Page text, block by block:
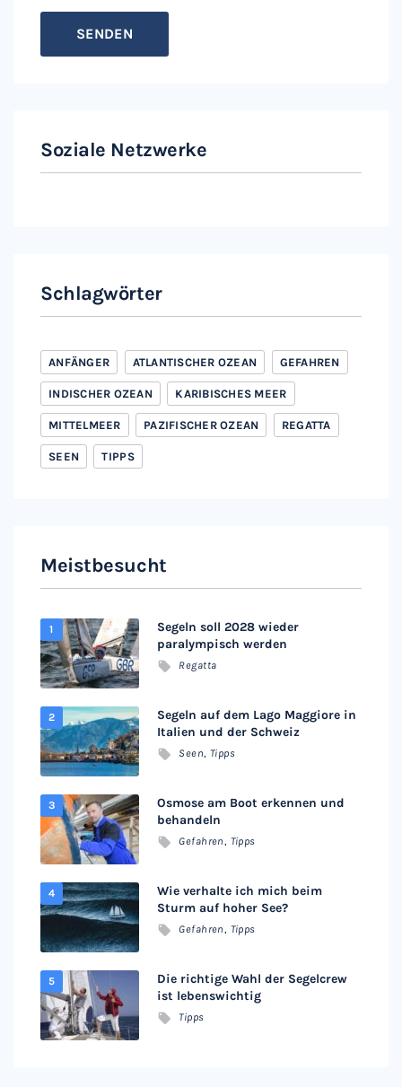
Soziale Netzwerke
Schlagwörter
ANFÄNGER ATLANTISCHER OZEAN GEFAHREN
INDISCHER OZEAN KARIBISCHES MEER
MITTELMEER PAZIFISCHER OZEAN REGATTA
SEEN TIPPS
Meistbesucht
Segeln soll 2028 wieder
paralympisch werden
Regatta
Segeln auf dem Lago Maggiore in
Italien und der Schweiz
Seen, Tipps
Osmose am Boot erkennen und
behandeln
Gefahren, Tipps
Wie verhalte ich mich beim
Sturm auf hoher See?
Gefahren, Tipps
Die richtige Wahl der Segelcrew
ist lebenswichtig
Tipps